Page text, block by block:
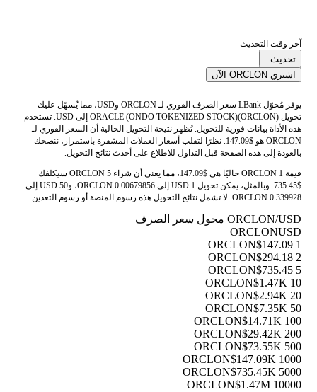
آخر وقت التحديث --
تحديث
اشتري ORCLON الآن
يوفر مُحوّل LBank سعر الصرف الفوري لـ ORCLON وUSD، مما يُسهّل عليك
تحويل ORACLE (ONDO TOKENIZED STOCK)(ORCLON) إلى USD. تستخدم
هذه الأداة بيانات فورية للتحويل. تُظهر نتيجة التحويل الحالية أن السعر الفوري لـ
ORCLON هو $147.09. نظرًا لتقلب أسعار العملات المشفرة باستمرار، ننصحك
بالعودة إلى هذه الصفحة قبل التداول للاطلاع على أحدث نتائج التحويل.
قيمة 1 ORCLON حاليًا هي $147.09، مما يعني أن شراء 5 ORCLON سيكلفك
$735.45. وبالمثل، يمكن تحويل 1 USD إلى 0.00679856 ORCLON، و50 USD إلى
0.339928 ORCLON. لا تشمل نتائج التحويل هذه رسوم المنصة أو رسوم التعدين.
ORCLON/USD محول سعر الصرف
ORCLONUSD
1 ORCLON
$147.09
2 ORCLON
$294.18
5 ORCLON
$735.45
10 ORCLON
$1.47K
20 ORCLON
$2.94K
50 ORCLON
$7.35K
100 ORCLON
$14.71K
200 ORCLON
$29.42K
500 ORCLON
$73.55K
1000 ORCLON
$147.09K
5000 ORCLON
$735.45K
10000 ORCLON
$1.47M